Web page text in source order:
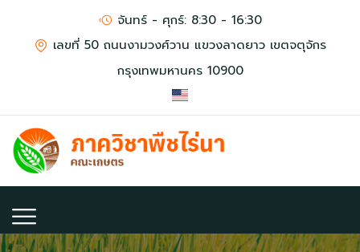
จันทร์ - ศุกร์: 8:30 - 16:30
เลขที่ 50 ถนนงามวงศ์วาน แขวงลาดยาว เขตจตุจักร
กรุงเทพมหานคร 10900